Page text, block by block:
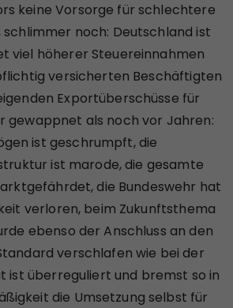
keine Vorsorge für schlechtere
noch: Deutschland ist
viel höherer Steuereinnahmen
versicherten Beschäftigten
Exportüberschüsse für
gewappnet als noch vor Jahren:
ist geschrumpft, die
ist marode, die gesamte
die Bundeswehr hat
verloren, beim Zukunftsthema
ebenso der Anschluss an den
verschlafen wie bei der
ist überreguliert und bremst so in
die Umsetzung selbst für